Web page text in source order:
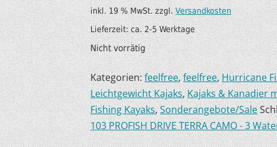
BOOTSWAGEN
SPRITZDECKEN/
LUKENDECKEL
RAM ZUBEHÖR
HOBIE KAJAKS
inkl. 19 % MwSt. zzgl.Versandkosten
Lieferzeit:ca. 2-5 Werktage
Nicht vorrätig
Kategorien:feelfree,feelfree,Hurricane
Leichtgewicht Kajaks,Kajaks & Kanadier
Fishing Kayaks,Sonderangebote/Sale
103 PROFISH DRIVE TERRA CAMO - 3